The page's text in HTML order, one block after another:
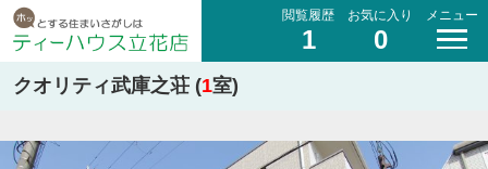
閲覧履歴
1
お気に入り
0
メニュー
クオリティ武庫之荘 (1室)